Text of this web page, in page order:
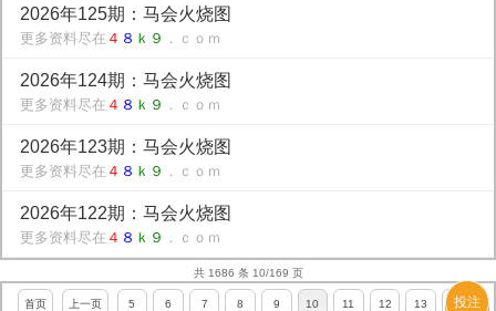
投注
2026年125期：马会火烧图
更多资料尽在 ４ ８ ｋ９ ．ｃｏｍ
2026年124期：马会火烧图
更多资料尽在 ４ ８ ｋ９ ．ｃｏｍ
2026年123期：马会火烧图
更多资料尽在 ４ ８ ｋ９ ．ｃｏｍ
2026年122期：马会火烧图
更多资料尽在 ４ ８ ｋ９ ．ｃｏｍ
共 1686 条 10/169 页
首页 上一页 5 6 7 8 9 10 11 12 13 14